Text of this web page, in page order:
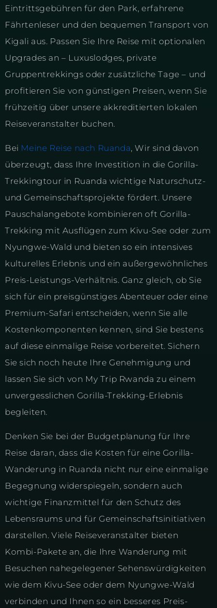
Eintrittsgebühren für den Park, erfahrene
Fährtenleser und den bequemen Transport von
Kigali aus. Passen Sie Ihre Reise mit optionalen
Upgrades an – Luxuslodges, private
Gruppentrekkings oder zusätzliche Tage – und
profitieren Sie von günstigen Preisen, wenn Sie
frühzeitig über unsere akkreditierten lokalen
Reiseveranstalter buchen.
Bei Meine Reise nach Ruanda, Wir sind davon
überzeugt, dass Ihre Investition in die Gorilla-
Trekkingtour in Ruanda wichtige Naturschutz-
und Gemeinschaftsprojekte fördert. Unsere
Pauschalangebote kombinieren oft Gorilla-
Trekking mit Ausflügen zum Kivu-See oder zum
Nyungwe-Wald und bieten so ein intensives
kulturelles Erlebnis und ein außergewöhnliches
Preis-Leistungs-Verhältnis. Ganz gleich, ob Sie
sich für ein preisgünstiges Abenteuer oder eine
Premium-Safari entscheiden, wenn Sie alle
Kostenkomponenten kennen, sind Sie bestens
auf diese einmalige Reise vorbereitet. Sichern
Sie sich noch heute Ihre Genehmigung und
lassen Sie sich von My Trip Rwanda zu einem
unvergesslichen Gorilla-Trekking-Erlebnis
begleiten.
Denken Sie bei der Budgetplanung für Ihre
Reise daran, dass die Kosten für eine Gorilla-
Wanderung in Ruanda nicht nur eine einmalige
Begegnung widerspiegeln, sondern auch
wichtige Finanzmittel für den Schutz des
Lebensraums und für Gemeinschaftsinitiativen
darstellen. Viele Reiseveranstalter bieten
Kombi-Pakete an, die Ihre Wanderung mit
Besuchen nahegelegener Sehenswürdigkeiten
wie dem Kivu-See oder dem Nyungwe-Wald
verbinden und Ihnen so ein besseres Preis-